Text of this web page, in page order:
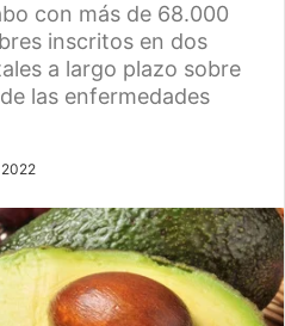
con más de 68.000
inscritos en dos
a largo plazo sobre
las enfermedades